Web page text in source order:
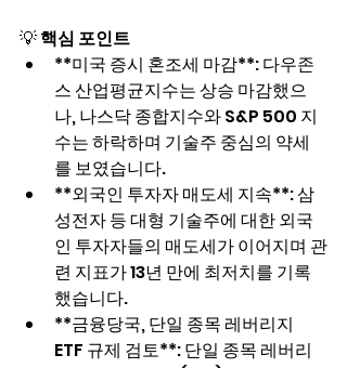
💡 핵심 포인트
**미국 증시 혼조세 마감**: 다우존
스 산업평균지수는 상승 마감했으
나, 나스닥 종합지수와 S&P 500 지
수는 하락하며 기술주 중심의 약세
를 보였습니다.
**외국인 투자자 매도세 지속**: 삼
성전자 등 대형 기술주에 대한 외국
인 투자자들의 매도세가 이어지며 관
련 지표가 13년 만에 최저치를 기록
했습니다.
**금융당국, 단일 종목 레버리지
ETF 규제 검토**: 단일 종목 레버리